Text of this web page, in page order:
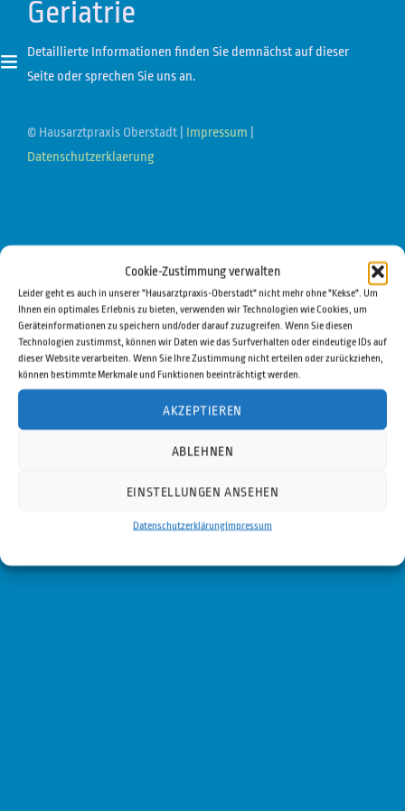
Cookie-Zustimmung verwalten
Leider geht es auch in unserer "Hausarztpraxis-Oberstadt" nicht mehr ohne "Kekse". Um
Ihnen ein optimales Erlebnis zu bieten, verwenden wir Technologien wie Cookies, um
Geräteinformationen zu speichern und/oder darauf zuzugreifen. Wenn Sie diesen
Technologien zustimmst, können wir Daten wie das Surfverhalten oder eindeutige IDs auf
dieser Website verarbeiten. Wenn Sie Ihre Zustimmung nicht erteilen oder zurückziehen,
können bestimmte Merkmale und Funktionen beeinträchtigt werden.
AKZEPTIEREN
ABLEHNEN
EINSTELLUNGEN ANSEHEN
DatenschutzerklärungImpressum
Geriatrie
Detaillierte Informationen finden Sie demnächst auf dieser
Seite oder sprechen Sie uns an.
© Hausarztpraxis Oberstadt | Impressum
Datenschutzerklaerung